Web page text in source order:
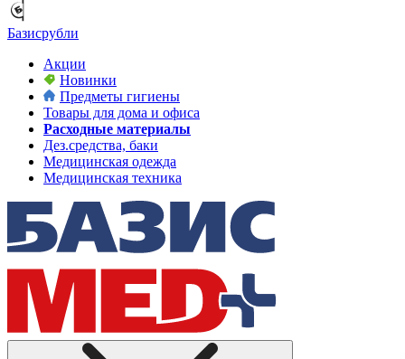
Базисрубли
Акции
Новинки
Предметы гигиены
Товары для дома и офиса
Расходные материалы
Дез.средства, баки
Медицинская одежда
Медицинская техника